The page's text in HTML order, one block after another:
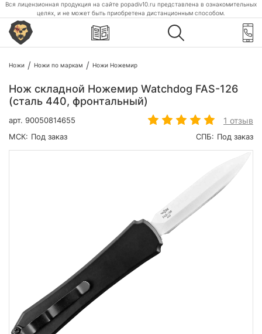
Вся лицензионная продукция на сайте popadiv10.ru представлена в ознакомительных
целях, и не может быть приобретена дистанционным способом.
Ножи Ножи по маркам Ножи Ножемир
Нож складной Ножемир Watchdog FAS-126
(сталь 440, фронтальный)
арт. 90050814655 1 отзыв
МСК: Под заказ СПБ: Под заказ